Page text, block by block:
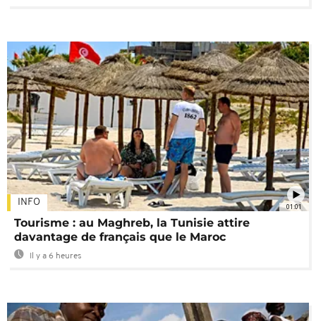
01:01
INFO
Tourisme : au Maghreb, la Tunisie attire
davantage de français que le Maroc
Il y a 6 heures